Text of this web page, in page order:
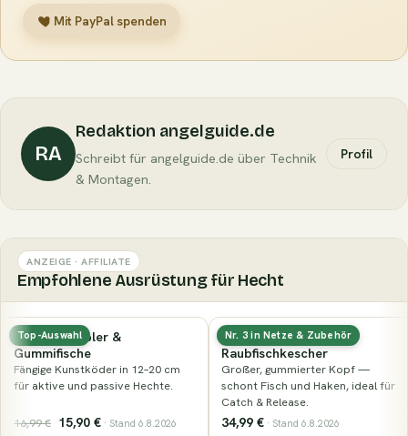
Mit PayPal spenden
RA
Redaktion angelguide.de
Schreibt für angelguide.de über Technik
& Montagen.
Profil
ANZEIGE · AFFILIATE
Empfohlene Ausrüstung für Hecht
Nr. 3 in Netze & Zubehör
Gummierter
Raubfischkescher
Großer, gummierter Kopf —
schont Fisch und Haken, ideal für
34,99 € · Stand 6.8.2026
Nur noch wenige
Nays PRDTR 5,0″ (12,7 cm)
Die Zandergröße des PRDTR: genug
Körper zum Werfen, ruhiger Lauf
beim Absinken.
9,49 € · Stand 6.8.2026